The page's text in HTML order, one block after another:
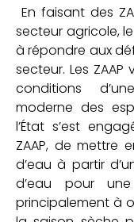
En faisant des
secteur agricole,
à répondre aux
secteur. Les
conditions
moderne des
l’État s’est
ZAAP, de mettre
d’eau à partir
d’eau pour
principalement à